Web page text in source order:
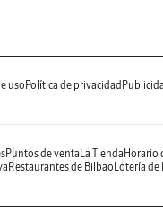
usoPolítica de privacidad
Puntos de venta La Tienda Horario
Restaurantes de Bilbao Lotería de